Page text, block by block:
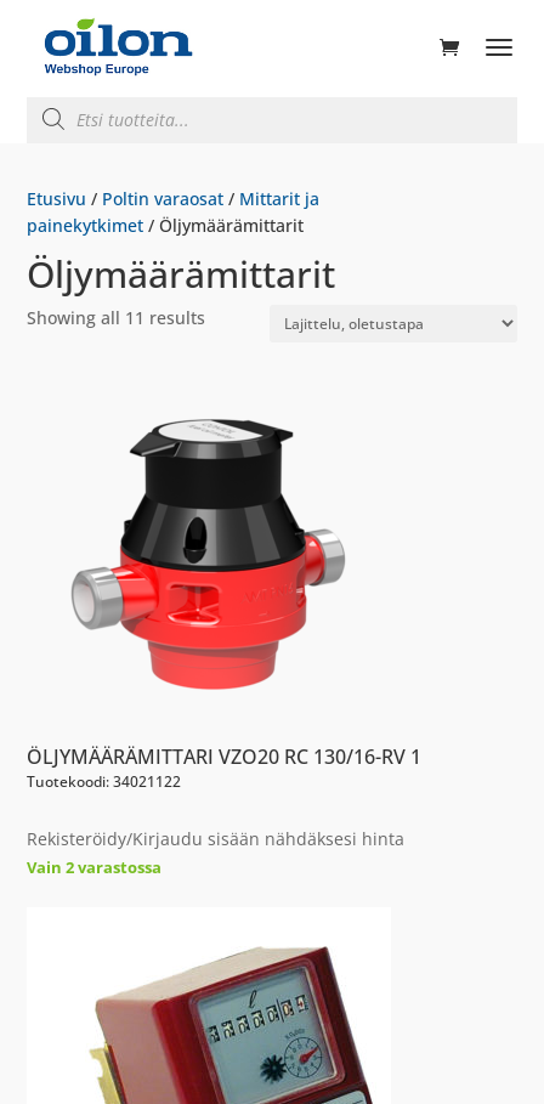
search
Etusivu / Poltin varaosat / Mittarit ja
painekytkimet / Öljymäärämittarit
Öljymäärämittarit
Showing all 11 results
ÖLJYMÄÄRÄMITTARI VZO20 RC 130/16-RV 1
Tuotekoodi: 34021122
Rekisteröidy/Kirjaudu sisään nähdäksesi hinta
Vain 2 varastossa